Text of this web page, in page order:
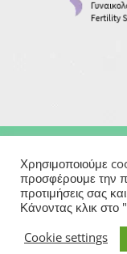
Copyright © 2026
Powered By
Μαιευτήρας |
Χρησιμοποιούμε
προσφέρουμε την
προτιμήσεις σας
Κάνοντας κλικ
Cookie settings